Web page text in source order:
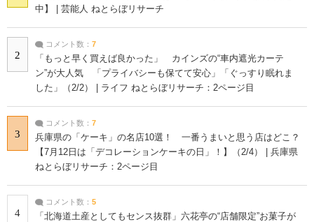
中】 | 芸能人 ねとらぼリサーチ
2
コメント数： 7
「もっと早く買えば良かった」 カインズの“車内遮光カーテ
ン”が大人気 「プライバシーも保てて安心」「ぐっすり眠れま
した」（2/2） | ライフ ねとらぼリサーチ：2ページ目
3
コメント数： 7
兵庫県の「ケーキ」の名店10選！ 一番うまいと思う店はどこ？
【7月12日は「デコレーションケーキの日」！】（2/4） | 兵庫県
ねとらぼリサーチ：2ページ目
4
コメント数： 5
「北海道土産としてもセンス抜群」六花亭の“店舗限定”お菓子が